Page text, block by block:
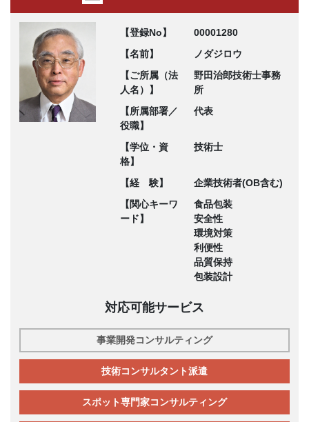
【登録No】
00001280
【名前】
ノダジロウ
【ご所属（法
人名）】
野田治郎技術士事務
所
【所属部署／
役職】
代表
【学位・資
格】
技術士
【経 験】
企業技術者(OB含む)
【関心キーワ
ード】
食品包装
安全性
環境対策
利便性
品質保持
包装設計
対応可能サービス
事業開発コンサルティング
技術コンサルタント派遣
スポット専門家コンサルティング